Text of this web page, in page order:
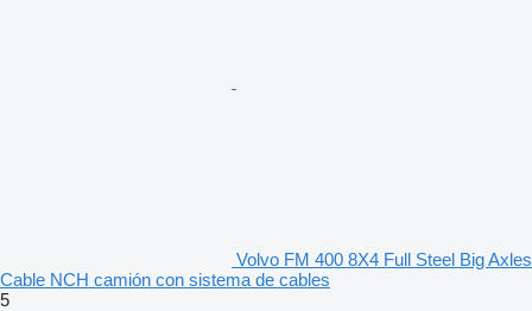
Volvo FM 400 8X4 Full Steel Big Axles
Cable NCH camión con sistema de cables
5